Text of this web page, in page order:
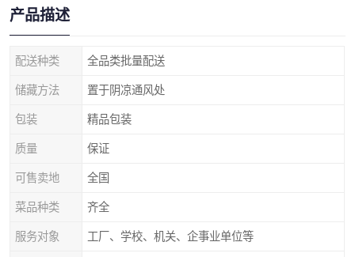
产品描述
配送种类 全品类批量配送
储藏方法 置于阴凉通风处
包装 精品包装
质量 保证
可售卖地 全国
菜品种类 齐全
服务对象 工厂、学校、机关、企事业单位等